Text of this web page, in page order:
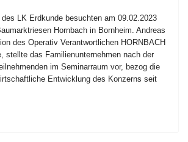
LK Erdkunde besuchten am 09.02.2023
Hornbach in Bornheim. Andreas
des Operativ Verantwortlichen HORNBACH
stellte das Familienunternehmen nach der
im Seminarraum vor, bezog die
Entwicklung des Konzerns seit